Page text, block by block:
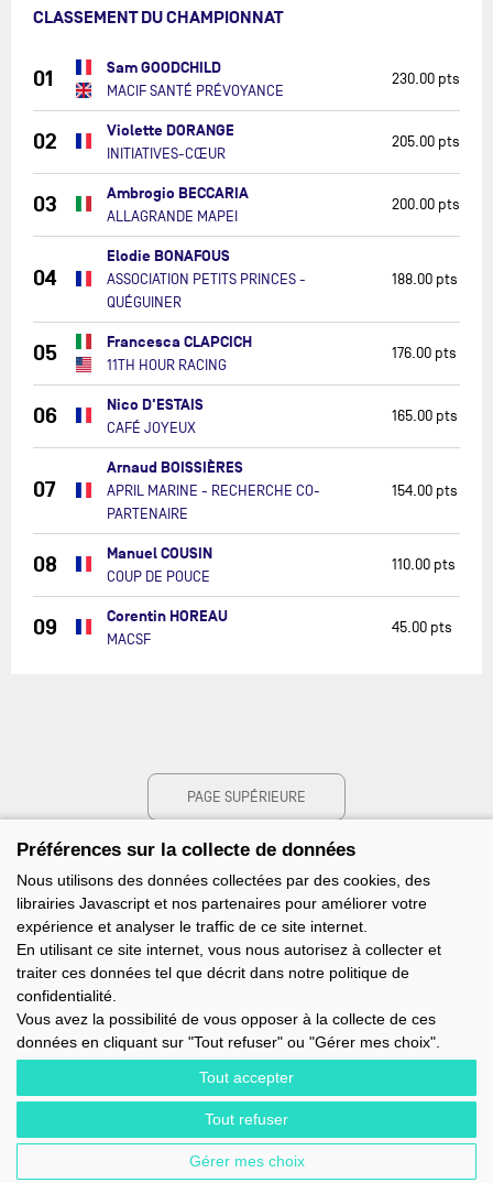
CLASSEMENT DU CHAMPIONNAT
01 Sam GOODCHILD
MACIF SANTÉ PRÉVOYANCE
230.00 pts
02 Violette DORANGE
INITIATIVES-CŒUR
205.00 pts
03 Ambrogio BECCARIA
ALLAGRANDE MAPEI
200.00 pts
04
Elodie BONAFOUS
ASSOCIATION PETITS PRINCES -
QUÉGUINER
188.00 pts
05 Francesca CLAPCICH
11TH HOUR RACING
176.00 pts
06 Nico D'ESTAIS
CAFÉ JOYEUX
165.00 pts
07
Arnaud BOISSIÈRES
APRIL MARINE - RECHERCHE CO-
PARTENAIRE
154.00 pts
08 Manuel COUSIN
COUP DE POUCE
110.00 pts
09 Corentin HOREAU
MACSF
45.00 pts
PAGE SUPÉRIEURE
IMOCA - 1 TERRE-PLEIN DU SOUS-MARIN PAPIN - 56100 LORIENT -
FRANCE - EMAIL : CONTACT@IMOCA.ORG
MENTIONS LÉGALES-NEWSLETTER
Préférences sur la collecte de données
Nous utilisons des données collectées par des cookies, des
librairies Javascript et nos partenaires pour améliorer votre
expérience et analyser le traffic de ce site internet.
En utilisant ce site internet, vous nous autorisez à collecter et
traiter ces données tel que décrit dans notre politique de
confidentialité.
Vous avez la possibilité de vous opposer à la collecte de ces
données en cliquant sur "Tout refuser" ou "Gérer mes choix".
Tout accepter
Tout refuser
Gérer mes choix